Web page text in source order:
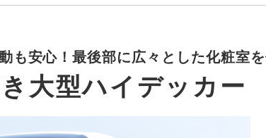
も安心！最後部に広々とした化粧室
大型ハイデッカー